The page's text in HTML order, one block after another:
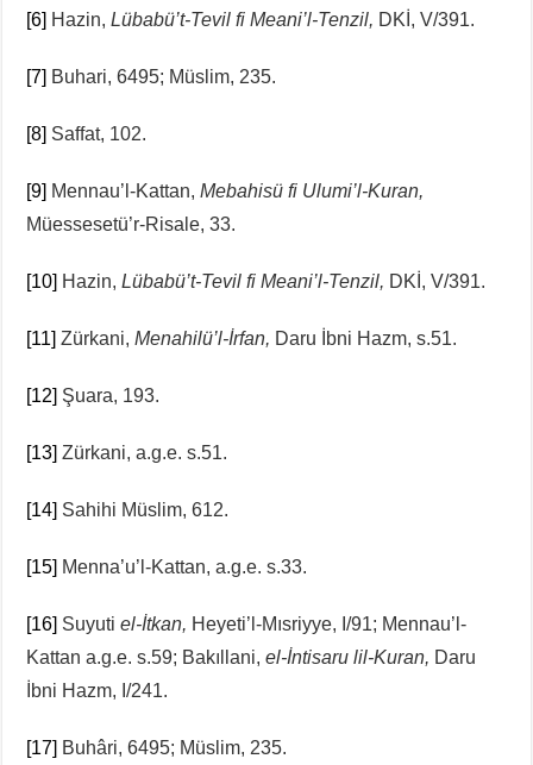
[6] Hazin,Lübabü’t-Tevil fi Meani’l-Tenzil, DKİ, V/391.
[7] Buhari, 6495; Müslim, 235.
[8] Saffat, 102.
[9] Mennau’l-Kattan,Mebahisü fi Ulumi’l-Kuran,
Müessesetü’r-Risale, 33.
[10] Hazin,Lübabü’t-Tevil fi Meani’l-Tenzil, DKİ, V/391.
[11] Zürkani,Menahilü’l-İrfan, Daru İbni Hazm, s.51.
[12] Şuara, 193.
[13] Zürkani, a.g.e. s.51.
[14] Sahihi Müslim, 612.
[15] Menna’u’l-Kattan, a.g.e. s.33.
[16] Suyutiel-İtkan, Heyeti’l-Mısriyye, I/91; Mennau’l-
Kattan a.g.e. s.59; Bakıllani,el-İntisaru lil-Kuran, Daru
İbni Hazm, I/241.
[17] Buhâri, 6495; Müslim, 235.